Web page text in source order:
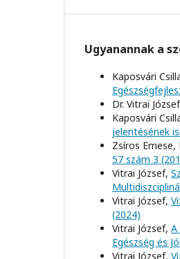
Ugyanannak a
Kaposvári
Dr. Vitrai
Kaposvári
jelentésének
Zsíros Emese,
57 szám 3
Vitrai József,
Vitrai József,
(2024)
Vitrai József, A
Egészség és
Vitrai József,